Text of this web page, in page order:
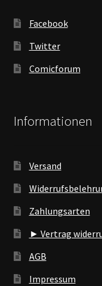
Facebook
Twitter
Comicforum
Informationen
Versand
Zahlungsarten
► Vertrag
AGB
Impressum